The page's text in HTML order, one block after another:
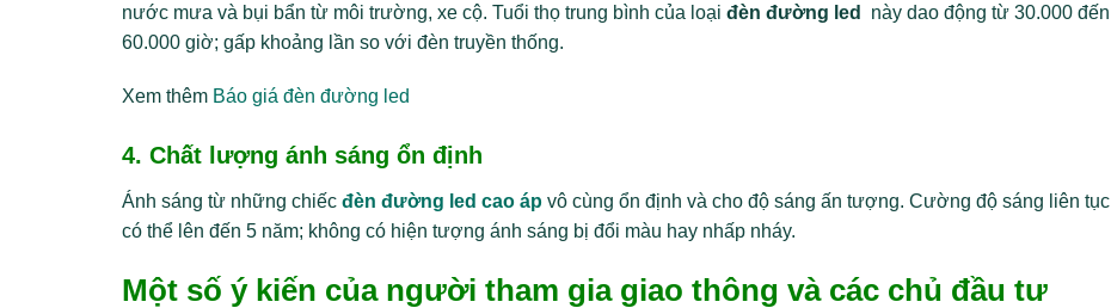
nước mưa và bụi bẩn từ môi trường, xe cộ. Tuổi thọ trung bình của loại đèn đường led
này dao động từ 30.000 đến
60.000 giờ; gấp khoảng lần so với đèn truyền thống.
Xem thêm Báo giá đèn đường led
4. Chất lượng ánh sáng ổn định
Ánh sáng từ những chiếc đèn đường led cao áp vô cùng ổn định và cho độ sáng ấn tượng. Cường độ sáng liên tục
có thể lên đến 5 năm; không có hiện tượng ánh sáng bị đổi màu hay nhấp nháy.
Một số ý kiến của người tham gia giao thông và các chủ đầu tư